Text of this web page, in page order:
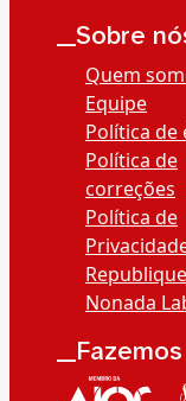
__Sobre
Quem
Equipe
Política de
Política de
correções
Política de
Republique
Nonada